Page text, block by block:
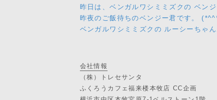
昨日は、ベンガルワシミミズクの ベン
昨夜のご飯待ちのベンジー君です。
ベンガルワシミミズクの ルーシーちゃ
会社情報
（株）トレセサンタ
ふくろうカフェ福来楼本牧店 CC企画